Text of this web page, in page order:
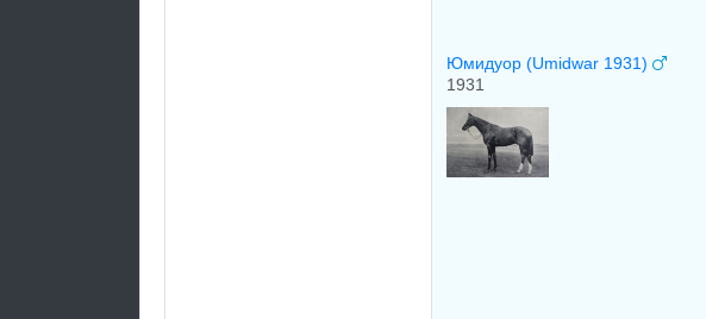
Юмидуор (Umidwar 1931)
1931